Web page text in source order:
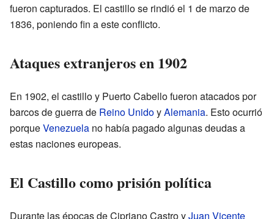
fueron capturados. El castillo se rindió el 1 de marzo de
1836, poniendo fin a este conflicto.
Ataques extranjeros en 1902
En 1902, el castillo y Puerto Cabello fueron atacados por
barcos de guerra de Reino UnidoyAlemania. Esto ocurrió
porqueVenezuela no había pagado algunas deudas a
estas naciones europeas.
El Castillo como prisión política
Durante las épocas de Cipriano Castro yJuan Vicente